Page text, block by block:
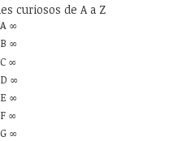
curiosos de A a Z
∞
∞
∞
∞
∞
∞
∞